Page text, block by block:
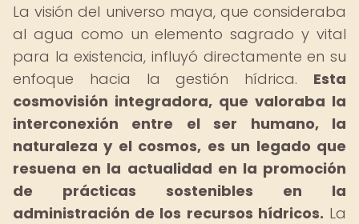
La visión del universo maya, que consideraba
al agua como un elemento sagrado y vital
para la existencia, influyó directamente en su
enfoque hacia la gestión hídrica. Esta
cosmovisión integradora, que valoraba la
interconexión entre el ser humano, la
naturaleza y el cosmos, es un legado que
resuena en la actualidad en la promoción
de prácticas sostenibles en la
administración de los recursos hídricos. La